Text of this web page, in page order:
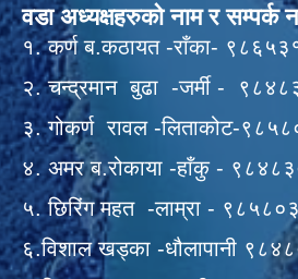
वडा अध्यक्षहरुको नाम र सम्पर्क
१. कर्ण ब.कठायत -राँका-
२. चन्द्रमान बुढा -जर्मी -
३. गोकर्ण रावल -लिताकोट-
४. अमर ब.रोकाया -हाँकु -
५. छिरिंग महत -लाम्रा -
६.विशाल खड्का -धौलापानी